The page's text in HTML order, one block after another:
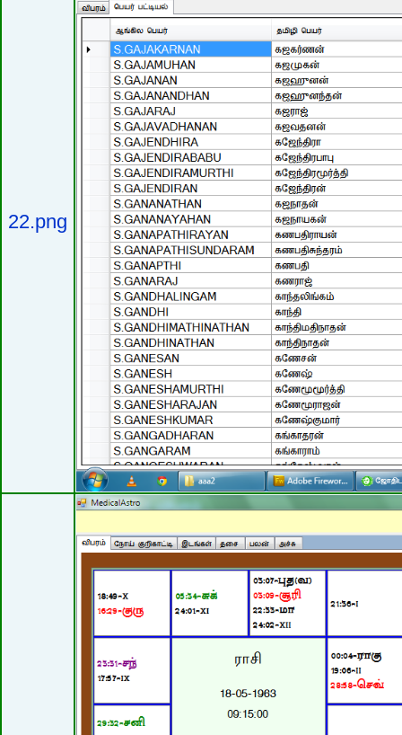
22.png